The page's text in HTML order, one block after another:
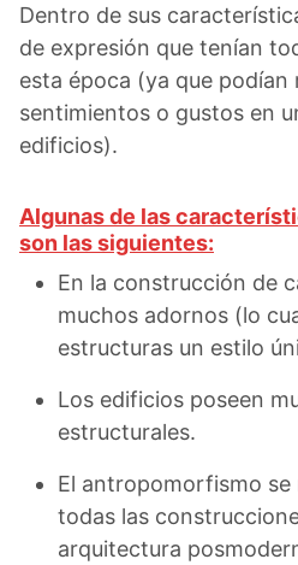
Dentro de sus
de expresión que tenían
esta época (ya que podían
sentimientos o gustos en
edificios).
Algunas de las
son las siguientes:
En la construcción de
muchos adornos (lo
estructuras un estilo
Los edificios poseen
estructurales.
El antropomorfismo
todas las
arquitectura